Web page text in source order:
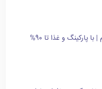
سوئیت های ارزان در مشهد نزدیک حرم | با پارکینگ و غذا تا 90%